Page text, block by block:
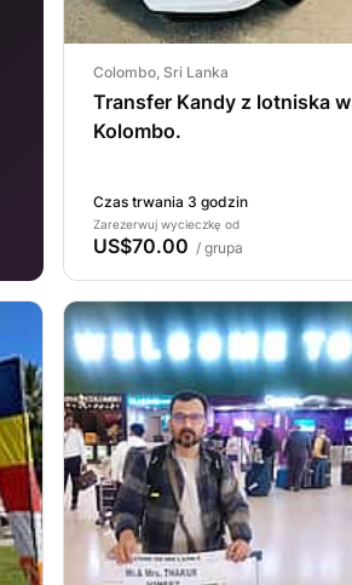
Colombo, Sri Lanka
Transfer Kandy z lotniska w
Kolombo.
Czas trwania 3 godzin
Zarezerwuj wycieczkę od
US$70.00 / grupa